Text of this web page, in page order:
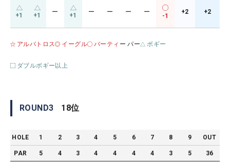
+1 +1 ー +1 ー ー ー ー
-1
+2 +2
アルバトロス イーグル バーティ ー パー ボギー
ダブルボギー以上
ROUND3 18位
HOLE 1 2 3 4 5 6 7 8 9 OUT
PAR 5 4 3 4 4 4 4 3 5 36